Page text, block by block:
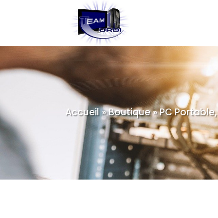
Accueil»Boutique»PC